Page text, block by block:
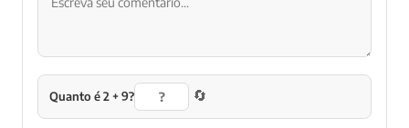
Quanto é 2 + 9? 🔄